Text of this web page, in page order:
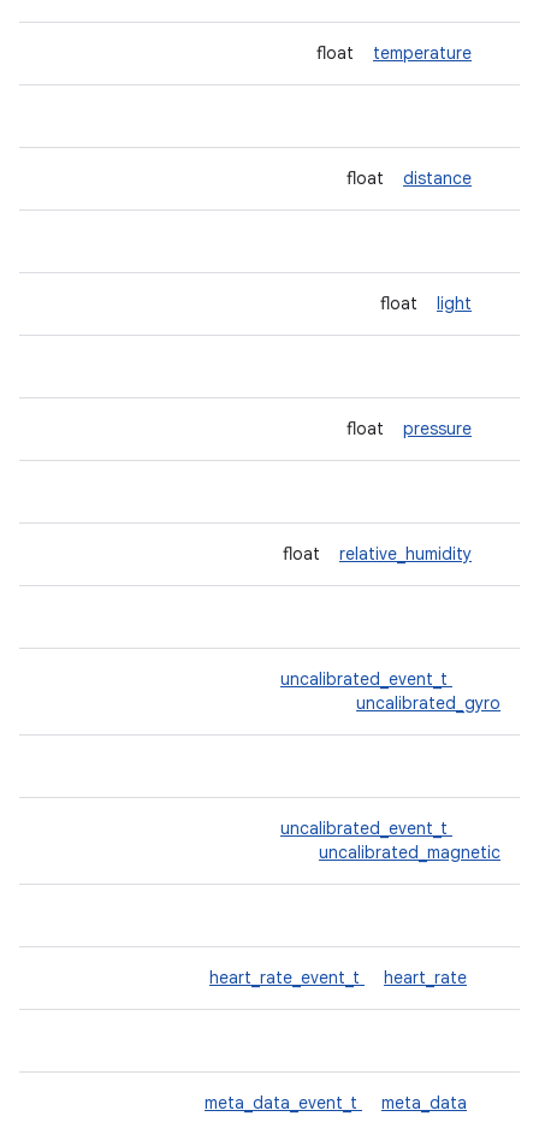
temperature
distance
light
pressure
relative_humidity
uncalibrated_event_t
uncalibrated_gyro
uncalibrated_event_t
uncalibrated_magnetic
heart_rate_event_t heart_rate
meta_data_event_t meta_data